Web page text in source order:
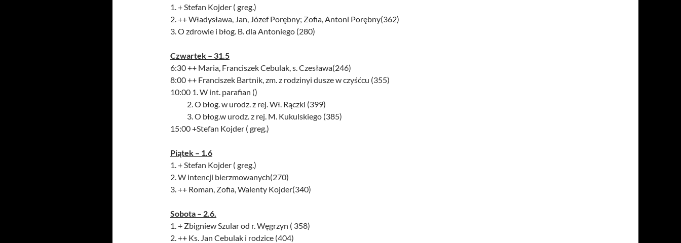
1. + Stefan Kojder ( greg.)
2. ++ Władysława, Jan, Józef Porębny; Zofia, Antoni Porębny(362)
3. O zdrowie i błog. B. dla Antoniego (280)
Czwartek – 31.5
6:30 ++ Maria, Franciszek Cebulak, s. Czesława(246)
8:00 ++ Franciszek Bartnik, zm. z rodzinyi dusze w czyśćcu (355)
10:00 1. W int. parafian ()
2. O błog. w urodz. z rej. Wł. Rączki (399)
3. O błog.w urodz. z rej. M. Kukulskiego (385)
15:00 +Stefan Kojder ( greg.)
Piątek – 1.6
1. + Stefan Kojder ( greg.)
2. W intencji bierzmowanych(270)
3. ++ Roman, Zofia, Walenty Kojder(340)
Sobota – 2.6.
1. + Zbigniew Szular od r. Węgrzyn ( 358)
2. ++ Ks. Jan Cebulak i rodzice (404)